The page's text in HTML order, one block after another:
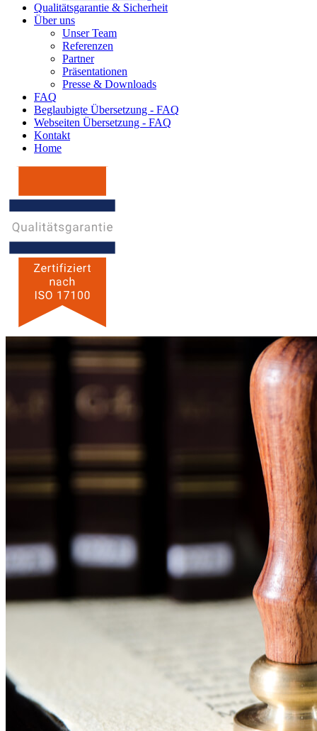
Qualitätsgarantie & Sicherheit
Über uns
Unser Team
Referenzen
Partner
Präsentationen
Presse & Downloads
FAQ
Beglaubigte Übersetzung - FAQ
Webseiten Übersetzung - FAQ
Kontakt
Home